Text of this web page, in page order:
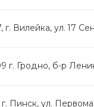
г. Вилейка, ул. 17
г. Гродно, б-р
Пинск, ул.